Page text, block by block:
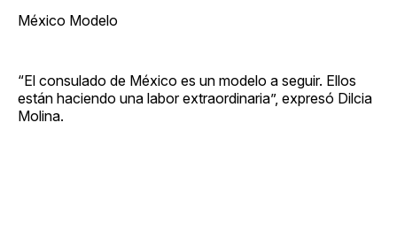
México Modelo
“El consulado de México es un modelo a seguir. Ellos
están haciendo una labor extraordinaria”, expresó Dilcia
Molina.